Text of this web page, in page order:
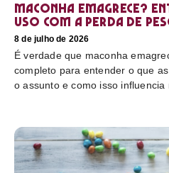
Maconha emagrece?
uso com a perda de
8 de julho de 2026
É verdade que maconha
completo para entender o que
o assunto e como isso influencia